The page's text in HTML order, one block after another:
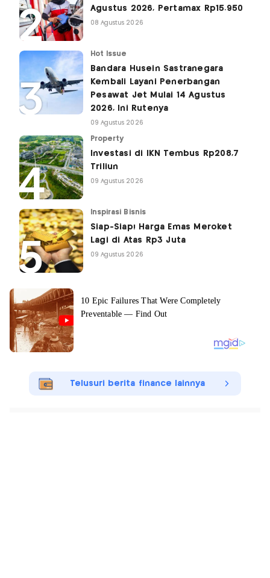
Agustus 2026, Pertamax Rp15.950
08 Agustus 2026
Hot Issue
Bandara Husein Sastranegara
Kembali Layani Penerbangan
Pesawat Jet Mulai 14 Agustus
2026, Ini Rutenya
09 Agustus 2026
Property
Investasi di IKN Tembus Rp208,7
Triliun
09 Agustus 2026
Inspirasi Bisnis
Siap-Siap! Harga Emas Meroket
Lagi di Atas Rp3 Juta
09 Agustus 2026
Telusuri berita finance lainnya